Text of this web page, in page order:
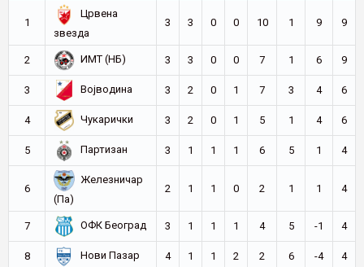
1
Црвена
звезда
3 3 0 0 10 1 9 9
2 ИМТ (НБ) 3 3 0 0 7 1 6 9
3 Војводина 3 2 0 1 7 3 4 6
4 Чукарички 3 2 0 1 5 1 4 6
5 Партизан 3 1 1 1 6 5 1 4
6
Железничар
(Па)
2 1 1 0 2 1 1 4
7 ОФК Београд 3 1 1 1 4 5 -1 4
8 Нови Пазар 4 1 1 2 2 6 -4 4